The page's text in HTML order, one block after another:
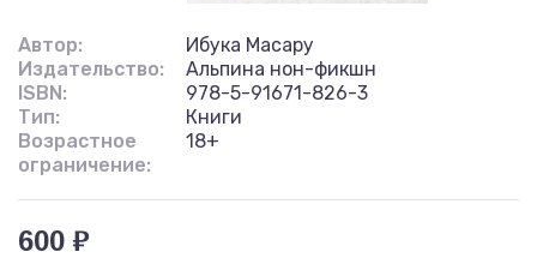
Автор:
Ибука Масару
Издательство:
Альпина нон-фикшн
ISBN:
978-5-91671-826-3
Тип:
Книги
Возрастное
ограничение:
18+
600 ₽